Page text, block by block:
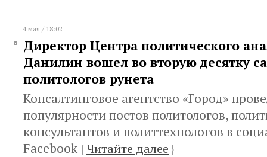
4 мая / 18:02
Директор Центра политического
Данилин вошел во вторую десятку
политологов рунета
Консалтинговое агентство «Город»
популярности постов политологов,
консультантов и политтехнологов в
Facebook {Читайте далее}